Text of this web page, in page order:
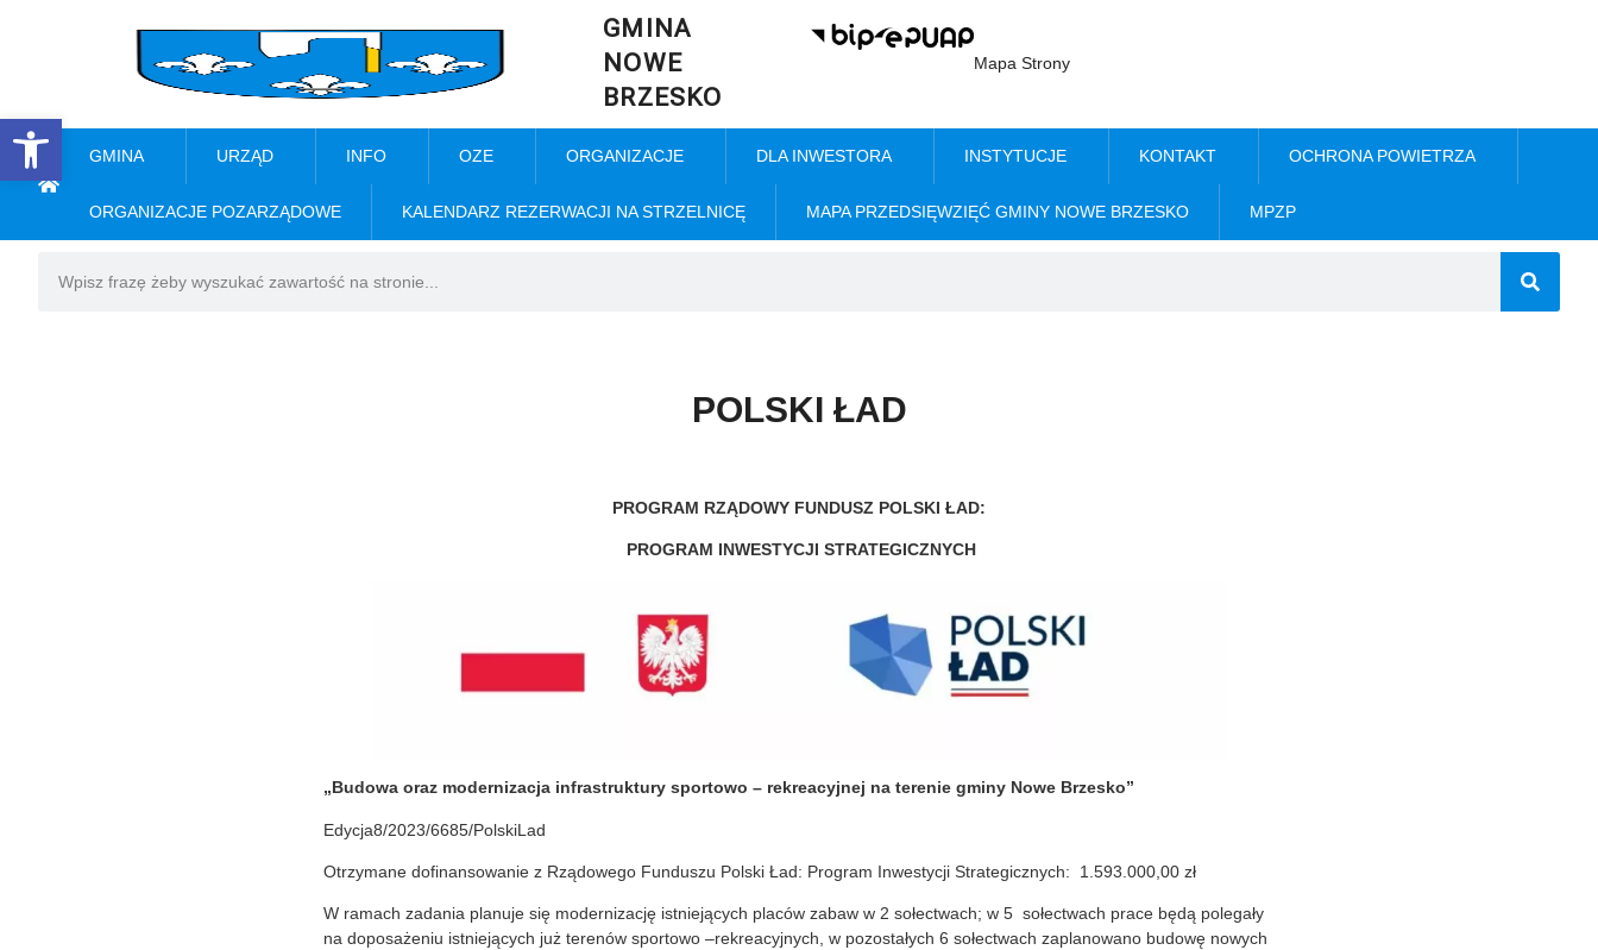
Open toolbar
GMINA
NOWE
BRZESKO
Mapa Strony
GMINA URZĄD INFO OZE ORGANIZACJE DLA INWESTORA INSTYTUCJE KONTAKT OCHRONA POWIETRZA
ORGANIZACJE POZARZĄDOWE KALENDARZ REZERWACJI NA STRZELNICĘ MAPA PRZEDSIĘWZIĘĆ GMINY NOWE BRZESKO MPZP
POLSKI ŁAD
PROGRAM RZĄDOWY FUNDUSZ POLSKI ŁAD:
PROGRAM INWESTYCJI STRATEGICZNYCH
„Budowa oraz modernizacja infrastruktury sportowo – rekreacyjnej na terenie gminy Nowe Brzesko”
Edycja8/2023/6685/PolskiLad
Otrzymane dofinansowanie z Rządowego Funduszu Polski Ład: Program Inwestycji Strategicznych: 1.593.000,00 zł
W ramach zadania planuje się modernizację istniejących placów zabaw w 2 sołectwach; w 5 sołectwach prace będą polegały
na doposażeniu istniejących już terenów sportowo –rekreacyjnych, w pozostałych 6 sołectwach zaplanowano budowę nowych